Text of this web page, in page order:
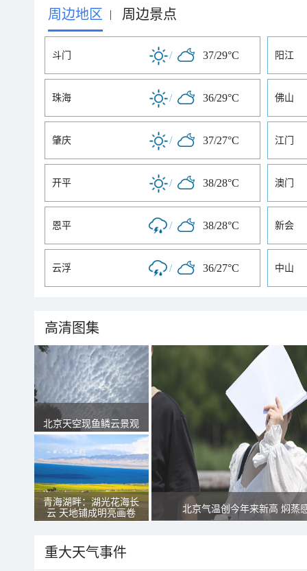
周边地区 | 周边景点
斗门 / 37/29°C 阳江
珠海 / 36/29°C 佛山
肇庆 / 37/27°C 江门
开平 / 38/28°C 澳门
恩平 / 38/28°C 新会
云浮 / 36/27°C 中山
高清图集
北京天空现鱼鳞云景观
青海湖畔：湖光花海长
云 天地铺成明亮画卷
北京气温创今年来新高 焖蒸
重大天气事件